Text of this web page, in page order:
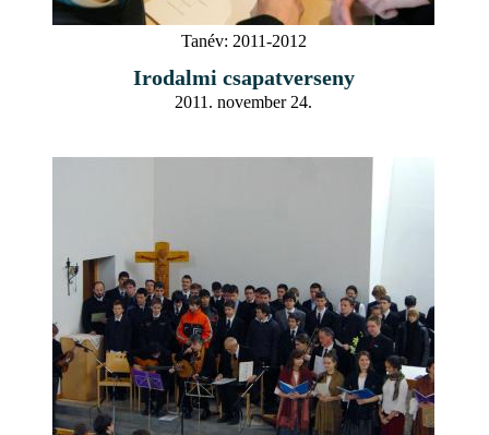
Tanév: 2011-2012
Irodalmi csapatverseny
2011. november 24.